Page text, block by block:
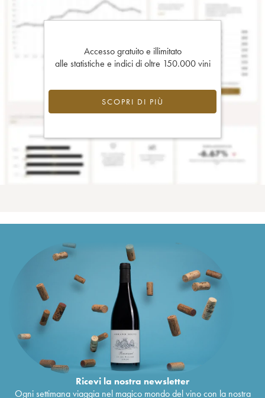
Accesso gratuito e illimitato
alle statistiche e indici di oltre 150.000 vini
SCOPRI DI PIÙ
Ricevi la nostra newsletter
Ogni settimana viaggia nel magico mondo del vino con la nostra